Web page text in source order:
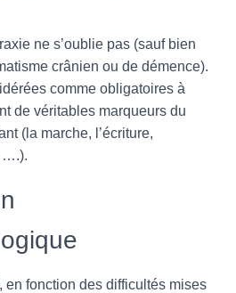
ne s’oublie pas (sauf bien
crânien ou de démence).
comme obligatoires à
de véritables marqueurs du
(la marche, l’écriture,
….).
en fonction des difficultés mises